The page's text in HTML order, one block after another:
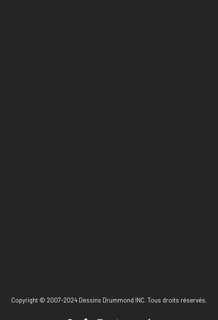
Copyright © 2007-2024 Dessins Drummond INC. Tous droits réservés.